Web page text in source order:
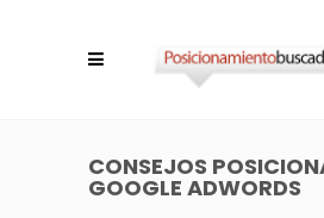
CONSEJOS
GOOGLE ADWORDS